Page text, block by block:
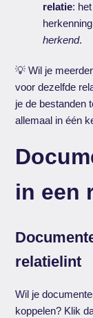
relatie:
herkend.
💡 Wil je
voor dezelfde
je de bestanden
allemaal in één
in een
relatielint
Wil je
koppelen? Klik